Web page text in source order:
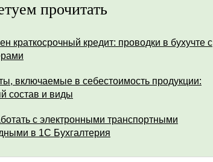
прочитать
краткосрочный кредит: проводки в бухучте с
включаемые в себестоимость продукции:
состав и виды
с электронными транспортными
в 1С Бухгалтерия